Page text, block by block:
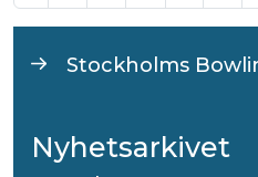
Stockholms
Nyhetsarkivet